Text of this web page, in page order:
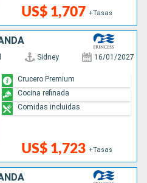
US$ 1,707 +Tasas
Sidney 16/01/2027
US$ 1,723 +Tasas
Crucero Premium
Cocina refinada
Comidas incluidas